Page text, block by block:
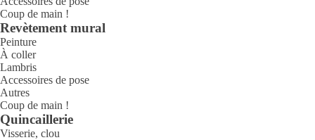
Coup de main !
Revètement mural
Peinture
À coller
Lambris
Accessoires de pose
Autres
Coup de main !
Quincaillerie
Visserie, clou